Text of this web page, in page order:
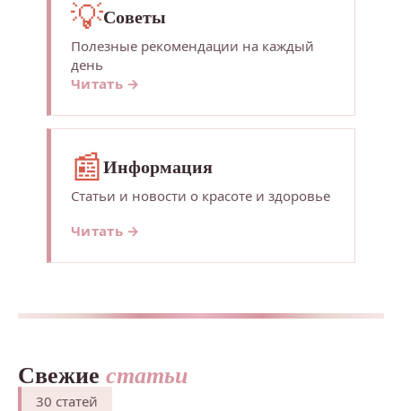
💡Советы
Полезные рекомендации на каждый
день
Читать →
📰Информация
Статьи и новости о красоте и здоровье
Читать →
Свежие статьи
30 статей